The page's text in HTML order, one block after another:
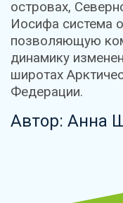
островах,
Иосифа система
позволяющую
динамику
широтах
Федерации.
Автор: Анна